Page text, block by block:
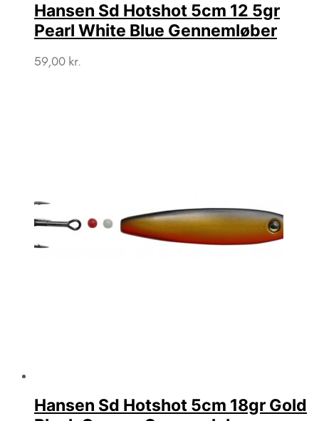
Hansen Sd Hotshot 5cm 12 5gr
Pearl White Blue Gennemløber
59,00 kr.
Hansen Sd Hotshot 5cm 18gr Gold